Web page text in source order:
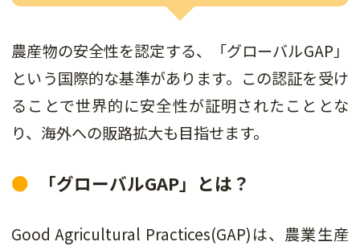
農産物の安全性を認定する、「グローバルGAP」
という国際的な基準があります。この認証を受け
ることで世界的に安全性が証明されたこととな
り、海外への販路拡大も目指せます。
「グローバルGAP」とは？
Good Agricultural Practices(GAP)は、農業生産